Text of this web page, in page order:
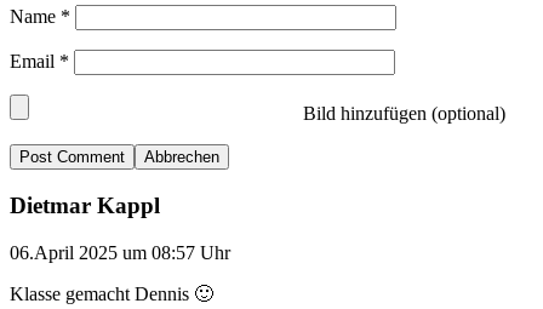
Name *
Email *
Bild hinzufügen (optional)
Abbrechen
Dietmar Kappl
06.April 2025 um 08:57 Uhr
Klasse gemacht Dennis 🙂